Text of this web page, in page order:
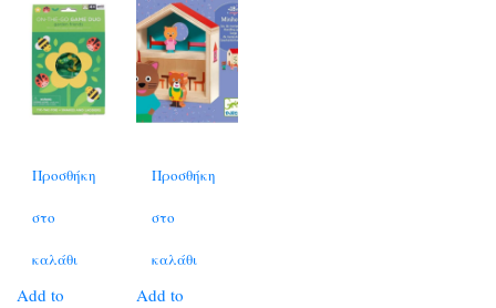
Προσθήκη
στο
καλάθι
Add to
Προσθήκη
στο
καλάθι
Add to